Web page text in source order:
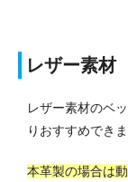
レザー素材
レザー素材のベ
りおすすめできま
本革製の場合は